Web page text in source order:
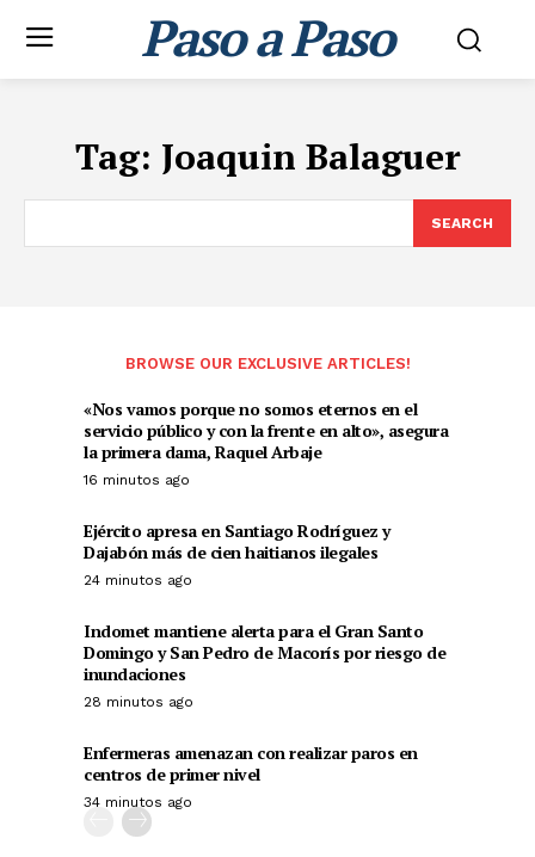
Paso a Paso
Tag: Joaquin Balaguer
SEARCH
BROWSE OUR EXCLUSIVE ARTICLES!
«Nos vamos porque no somos eternos en el
servicio público y con la frente en alto», asegura
la primera dama, Raquel Arbaje
16 minutos ago
Ejército apresa en Santiago Rodríguez y
Dajabón más de cien haitianos ilegales
24 minutos ago
Indomet mantiene alerta para el Gran Santo
Domingo y San Pedro de Macorís por riesgo de
inundaciones
28 minutos ago
Enfermeras amenazan con realizar paros en
centros de primer nivel
34 minutos ago